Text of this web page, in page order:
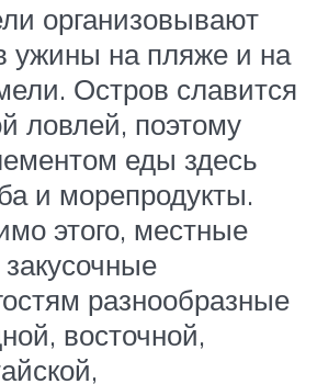
организовывают
ужины на пляже и на
Остров славится
ловлей, поэтому
еды здесь
и морепродукты.
этого, местные
разнообразные
восточной,